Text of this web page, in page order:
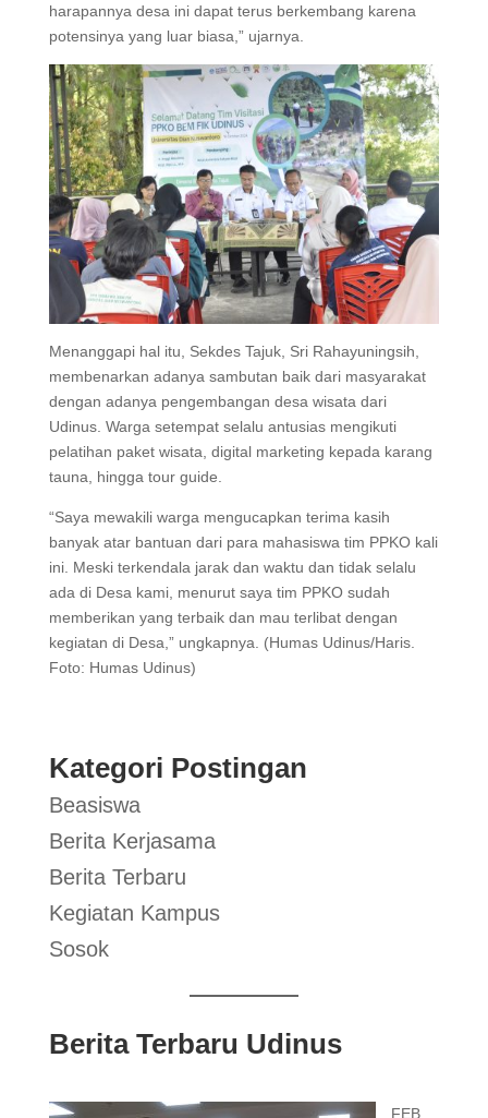
harapannya desa ini dapat terus berkembang karena
potensinya yang luar biasa,” ujarnya.
Menanggapi hal itu, Sekdes Tajuk, Sri Rahayuningsih,
membenarkan adanya sambutan baik dari masyarakat
dengan adanya pengembangan desa wisata dari
Udinus. Warga setempat selalu antusias mengikuti
pelatihan paket wisata, digital marketing kepada karang
tauna, hingga tour guide.
“Saya mewakili warga mengucapkan terima kasih
banyak atar bantuan dari para mahasiswa tim PPKO kali
ini. Meski terkendala jarak dan waktu dan tidak selalu
ada di Desa kami, menurut saya tim PPKO sudah
memberikan yang terbaik dan mau terlibat dengan
kegiatan di Desa,” ungkapnya. (Humas Udinus/Haris.
Foto: Humas Udinus)
Kategori Postingan
Beasiswa
Berita Kerjasama
Berita Terbaru
Kegiatan Kampus
Sosok
Berita Terbaru Udinus
FEB